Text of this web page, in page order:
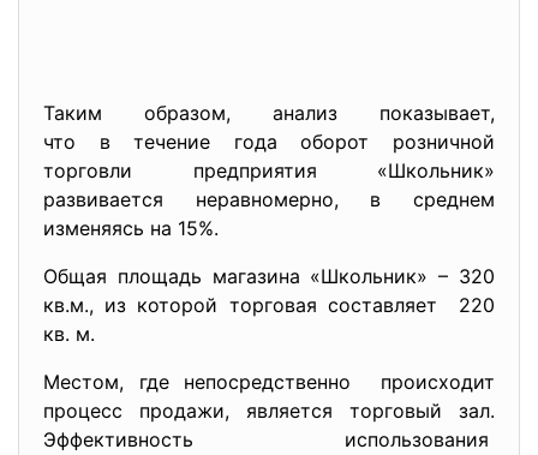
Таким образом, анализ показывает,
что в течение года оборот розничной
торговли предприятия «Школьник»
развивается неравномерно, в среднем
изменяясь на 15%.
Общая площадь магазина «Школьник» – 320
кв.м., из которой торговая составляет 220
кв. м.
Местом, где непосредственно происходит
процесс продажи, является торговый зал.
Эффективность использования